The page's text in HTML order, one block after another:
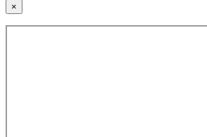
×